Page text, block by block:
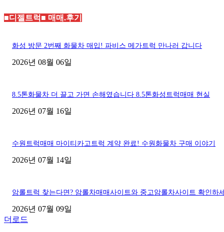
■디젤트럭■ 매매.후기
화성 방문 2번째 화물차 매입! 파비스 메가트럭 만나러 갑니다
2026년 08월 06일
8.5톤화물차 더 끌고 가면 손해였습니다 8.5톤화성트럭매매 현실
2026년 07월 16일
수원트럭매매 마이티카고트럭 계약 완료! 수원화물차 구매 이야기
2026년 07월 14일
암롤트럭 찾는다면? 암롤차매매사이트와 중고암롤차사이트 확인하
2026년 07월 09일
더로드